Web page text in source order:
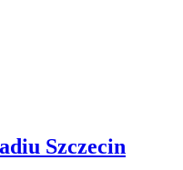
Szczecin